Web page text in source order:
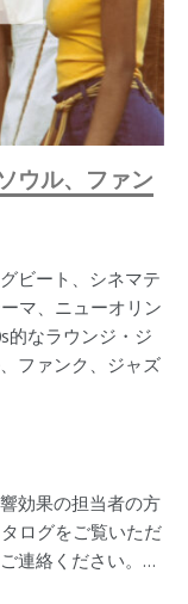
ウル、ファン
ビート、シネマテ
マ、ニューオリン
的なラウンジ・ジ
ファンク、ジャズ
効果の担当者の方
ログをご覧いただ
連絡ください。…